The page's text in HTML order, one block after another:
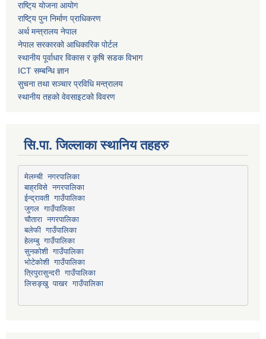
राष्टि्य योजना आयोग
राष्टि्य पुन निर्माण प्राधिकरण
अर्थ मन्त्रालय नेपाल
नेपाल सरकारको आधिकारिक पोर्टल
स्थानीय पूर्वाधार विकास र कृषि सडक विभाग
ICT सम्बन्धि ज्ञान
सुचना तथा सञ्चार प्रविधि मन्त्रालय
स्थानीय तहको वेवसाइटको विवरण
सि.पा. जिल्लाका स्थानिय तहहरु
मेलम्ची नगरपालिका
बाह्रविसे नगरपालिका
ईन्द्रावती गाउँपालिका
जुगल गाउँपालिका
चौतारा नगरपालिका
बलेफी गाउँपालिका
हेलम्बु गाउँपालिका
सुनकोशी गाउँपालिका
भोटेकोशी गाउँपालिका
त्रिपुरासुन्दरी गाउँपालिका
लिसङ्खु पाखर गाउँपालिका